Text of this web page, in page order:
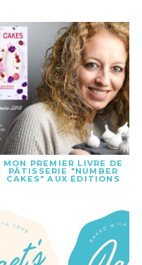
MON PREMIER LIVRE DE
PÂTISSERIE "NUMBER
CAKES" AUX ÉDITIONS